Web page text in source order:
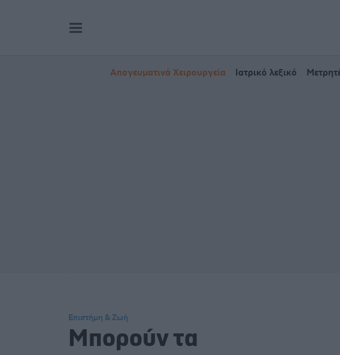
Απογευματινά Χειρουργεία Ιατρικό λεξικό
Επιστήμη & Ζωή
Μπορούν τα